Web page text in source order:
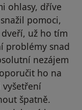
ohlasy, dříve
pomoci,
už ho tím
problémy snad
nezájem
ho na
vyšetření
špatně.